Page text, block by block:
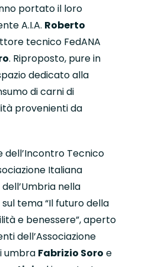
portato il loro
A.I.A. Roberto
tecnico FedANA
. Riproposto, pure in
dedicato alla
di carni di
provenienti da
dell’Incontro Tecnico
Italiana
nella
tema “Il futuro della
e benessere”, aperto
dell’Associazione
umbra Fabrizio Soro e